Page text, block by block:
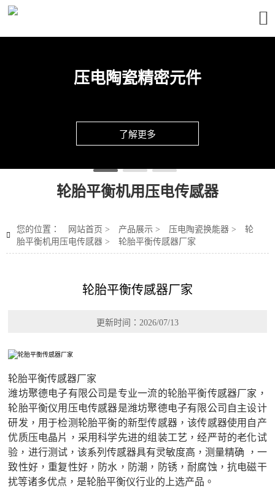

压电陶瓷精密元件
了解更多
轮胎平衡机用压电传感器

您的位置： 网站首页 > 产品展示 > 压电陶瓷换能器 >
轮
胎平衡机用压电传感器 > 轮胎平衡传感器厂家
轮胎平衡传感器厂家
更新时间：2026/07/13
轮胎平衡传感器厂家
潍坊聚德电子有限公司是专业一流的轮胎平衡传感器厂家 ，
轮胎平衡仪用压电传感器是潍坊聚德电子有限公司自主设计
研发，用于检测轮胎平衡的新型传感器，该传感器使用自产
优质压电晶片，采用科学先进的组装工艺，经严苛的老化试
验，进行测试，该系列传感器具有灵敏度高，测量精确 ，一
致性好，重复性好，防水，防潮，防锈，耐腐蚀，抗电磁干
扰等诸多优点，是轮胎平衡仪行业的上选产品。